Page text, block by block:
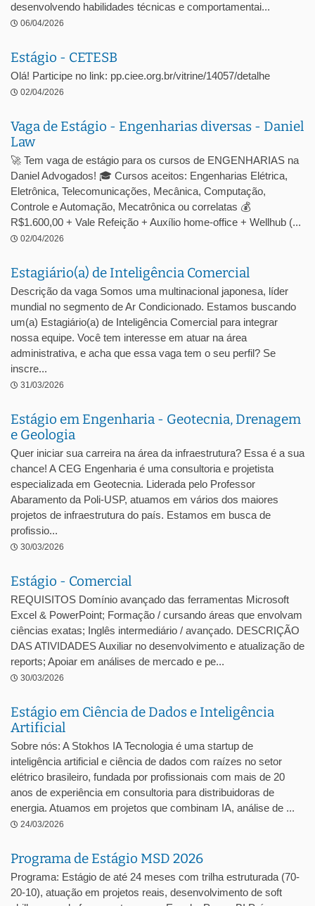
desenvolvendo habilidades técnicas e comportamentai...
06/04/2026
Estágio - CETESB
Olá! Participe no link: pp.ciee.org.br/vitrine/14057/detalhe
02/04/2026
Vaga de Estágio - Engenharias diversas - Daniel
Law
🚀 Tem vaga de estágio para os cursos de ENGENHARIAS na
Daniel Advogados! 🎓 Cursos aceitos: Engenharias Elétrica,
Eletrônica, Telecomunicações, Mecânica, Computação,
Controle e Automação, Mecatrônica ou correlatas 💰
R$1.600,00 + Vale Refeição + Auxílio home-office + Wellhub (...
02/04/2026
Estagiário(a) de Inteligência Comercial
Descrição da vaga Somos uma multinacional japonesa, líder
mundial no segmento de Ar Condicionado. Estamos buscando
um(a) Estagiário(a) de Inteligência Comercial para integrar
nossa equipe. Você tem interesse em atuar na área
administrativa, e acha que essa vaga tem o seu perfil? Se
inscre...
31/03/2026
Estágio em Engenharia - Geotecnia, Drenagem
e Geologia
Quer iniciar sua carreira na área da infraestrutura? Essa é a sua
chance! A CEG Engenharia é uma consultoria e projetista
especializada em Geotecnia. Liderada pelo Professor
Abaramento da Poli-USP, atuamos em vários dos maiores
projetos de infraestrutura do país. Estamos em busca de
profissio...
30/03/2026
Estágio - Comercial
REQUISITOS Domínio avançado das ferramentas Microsoft
Excel & PowerPoint; Formação / cursando áreas que envolvam
ciências exatas; Inglês intermediário / avançado. DESCRIÇÃO
DAS ATIVIDADES Auxiliar no desenvolvimento e atualização de
reports; Apoiar em análises de mercado e pe...
30/03/2026
Estágio em Ciência de Dados e Inteligência
Artificial
Sobre nós: A Stokhos IA Tecnologia é uma startup de
inteligência artificial e ciência de dados com raízes no setor
elétrico brasileiro, fundada por profissionais com mais de 20
anos de experiência em consultoria para distribuidoras de
energia. Atuamos em projetos que combinam IA, análise de ...
24/03/2026
Programa de Estágio MSD 2026
Programa: Estágio de até 24 meses com trilha estruturada (70-
20-10), atuação em projetos reais, desenvolvimento de soft